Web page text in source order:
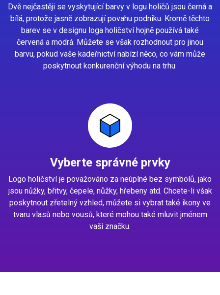
Dvě nejčastěji se vyskytující barvy v logu holičů jsou černá a
bílá, protože jasně zobrazují povahu podniku. Kromě těchto
barev se v designu loga holičství hojně používá také
červená a modrá. Můžete se však rozhodnout pro jinou
barvu, pokud vaše kadeřnictví nabízí něco, co vám může
poskytnout konkurenční výhodu na trhu.
Vyberte správné prvky
Logo holičství je považováno za neúplné bez symbolů, jako
jsou nůžky, břitvy, čepele, nůžky, hřebeny atd. Chcete-li však
poskytnout zřetelný vzhled, můžete si vybrat také ikony ve
tvaru vlasů nebo vousů, které mohou také mluvit jménem
vaši značku.